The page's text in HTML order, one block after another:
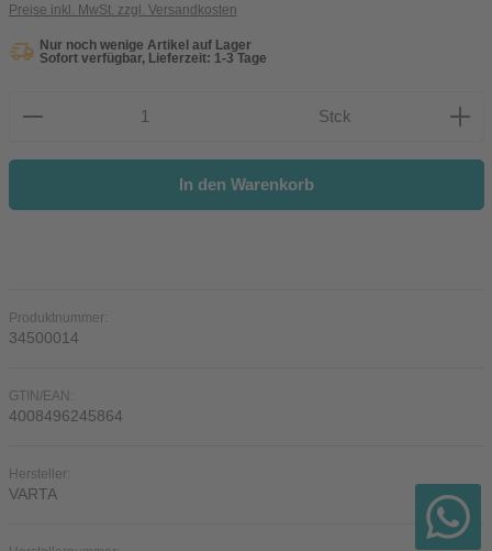
Preise inkl. MwSt. zzgl. Versandkosten
Nur noch wenige Artikel auf Lager
Sofort verfügbar, Lieferzeit: 1-3 Tage
Produkt Anzahl: Gib den gewünschten Wert ein oder
Stck
In den Warenkorb
Produktnummer:
34500014
GTIN/EAN:
4008496245864
Hersteller:
VARTA